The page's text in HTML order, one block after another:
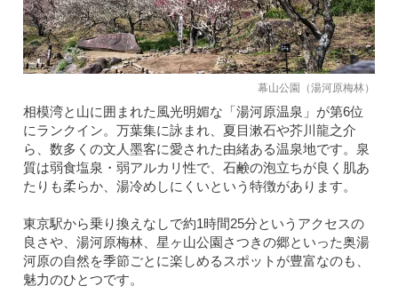
幕山公園（湯河原梅林）
相模湾と山に囲まれた風光明媚な「湯河原温泉」が第6位
にランクイン。万葉集に詠まれ、夏目漱石や芥川龍之介
ら、数多くの文人墨客に愛された由緒ある温泉地です。泉
質は弱食塩泉・弱アルカリ性で、石鹸の泡立ちが良く肌あ
たりも柔らか、湯冷めしにくいという特徴があります。
東京駅から乗り換えなしで約1時間25分というアクセスの
良さや、湯河原梅林、星ヶ山公園さつきの郷といった奥湯
河原の自然を季節ごとに楽しめるスポットが豊富なのも、
魅力のひとつです。